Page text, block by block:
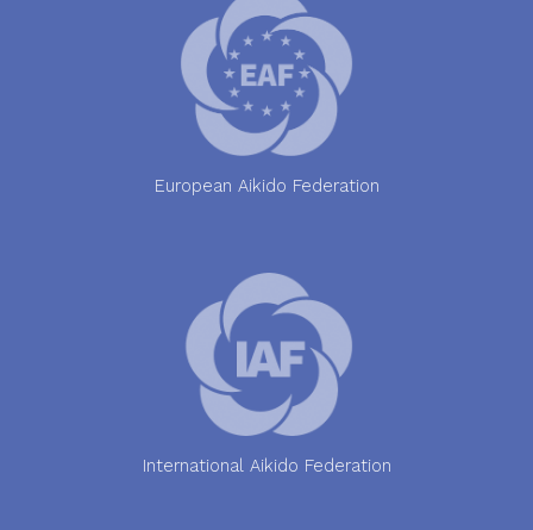
European Aikido Federation
International Aikido Federation